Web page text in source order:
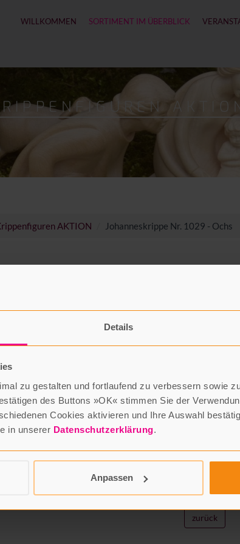
Details
zu gestalten und fortlaufend zu verbessern sowie
des Buttons »OK« stimmen Sie der
Cookies aktivieren und Ihre Auswahl
in unserer Datenschutzerklärung.
Anpassen
WILLKOMMEN SORTIMENT IM ÜBERBLICK
AKTION Johanneskrippe Nr. 1029 - Ochs
Material: Lindenholz, hellantiker Beizton
Höhe: ca. 17 cm
Sonderpreis: 210 Euro
zurück